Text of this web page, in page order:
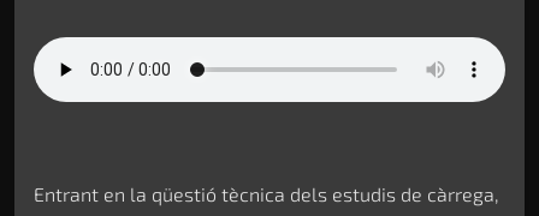
Entrant en la qüestió tècnica dels estudis de càrrega,